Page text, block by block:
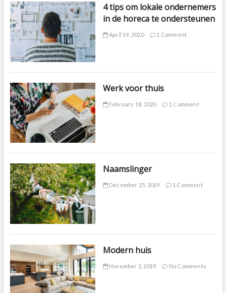
4 tips om lokale ondernemers
in de horeca te ondersteunen
April 19, 2020 1 Comment
Werk voor thuis
February 18, 2020 1 Comment
Naamslinger
December 25, 2019 1 Comment
Modern huis
November 2, 2019 No Comments